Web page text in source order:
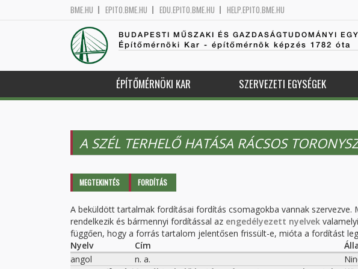
BME.HU EPITO.BME.HU EDU.EPITO.BME.HU HELP.EPITO.BME.HU
BUDAPESTI MŰSZAKI ÉS GAZDASÁGTUDOMÁNYI
Építőmérnöki Kar - építőmérnök képzés 1782 óta
ÉPÍTŐMÉRNÖKI KAR SZERVEZETI EGYSÉGEK
A SZÉL TERHELŐ HATÁSA RÁCSOS
Elsődleges fülek
MEGTEKINTÉS FORDÍTÁS
A beküldött tartalmak fordításai fordítás csomagokba vannak
rendelkezik és bármennyi fordítással az engedélyezett nyelvek
függően, hogy a forrás tartalom jelentősen frissült-e, mióta a fordítást
Nyelv
Cím
angol
n. a.